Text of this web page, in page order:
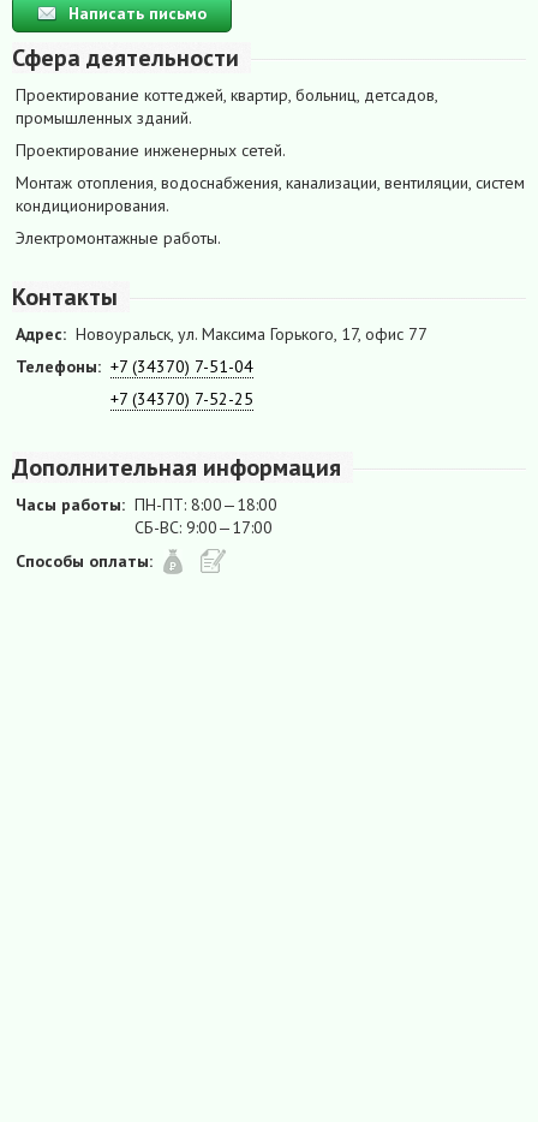
Написать письмо
Сфера деятельности
Проектирование коттеджей, квартир, больниц, детсадов,
промышленных зданий.
Проектирование инженерных сетей.
Монтаж отопления, водоснабжения, канализации, вентиляции, систем
кондиционирования.
Электромонтажные работы.
Контакты
Адрес: Новоуральск, ул. Максима Горького, 17, офис 77
Телефоны: +7 (34370) 7-51-04
+7 (34370) 7-52-25
Дополнительная информация
Часы работы: ПН-ПТ: 8:00—18:00
СБ-ВС: 9:00—17:00
Способы оплаты: